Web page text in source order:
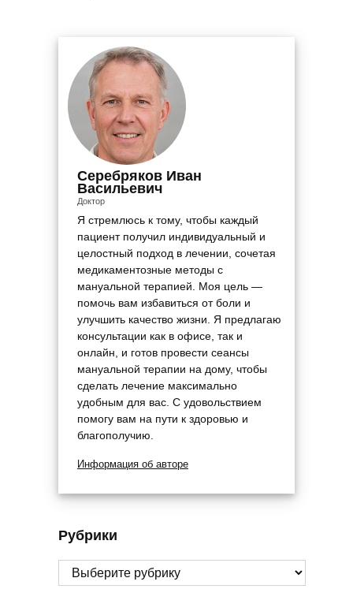
Серебряков Иван
Васильевич
Доктор
Я стремлюсь к тому, чтобы каждый
пациент получил индивидуальный и
целостный подход в лечении, сочетая
медикаментозные методы с
мануальной терапией. Моя цель —
помочь вам избавиться от боли и
улучшить качество жизни. Я предлагаю
консультации как в офисе, так и
онлайн, и готов провести сеансы
мануальной терапии на дому, чтобы
сделать лечение максимально
удобным для вас. С удовольствием
помогу вам на пути к здоровью и
благополучию.
Информация об авторе
Рубрики
Рубрики